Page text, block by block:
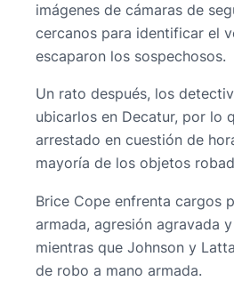
imágenes de cámaras de
cercanos para identificar el
escaparon los sospechosos.
Un rato después, los
ubicarlos en Decatur, por lo
arrestado en cuestión de
mayoría de los objetos
Brice Cope enfrenta cargos
armada, agresión agravada
mientras que Johnson y
de robo a mano armada.